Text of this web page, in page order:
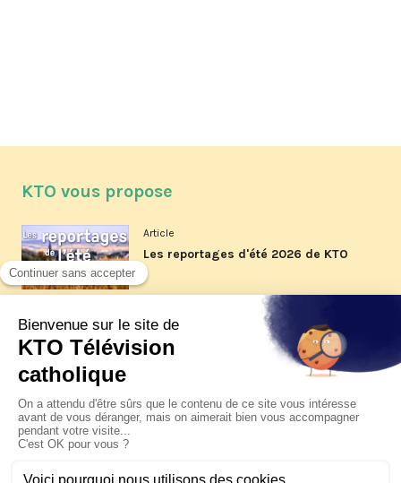
KTO vous propose
Article
Les reportages d'été 2026 de KTO
La visite pastorale du pape Léon
XIV à Assise à suivre sur KTO le
Article
Le pape en Uruguay, Argentine et